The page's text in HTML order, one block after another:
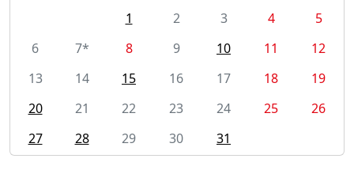
1
2 3 4
5
6
7* 8 9 10 11
12
13
14 15 16 17 18
19
20
21 22 23 24 25
26
27
28 29 30 31